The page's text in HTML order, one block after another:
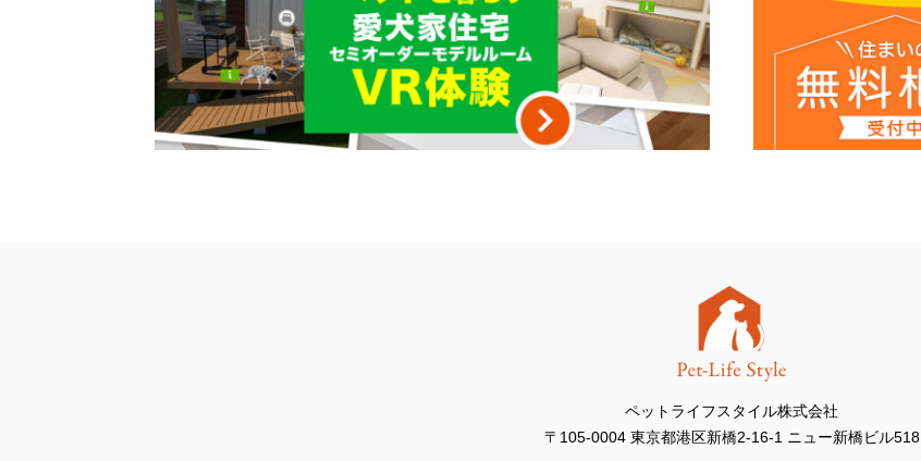
ペットライフスタイル株式会社
〒105-0004 東京都港区新橋2-16-1 ニュー新橋ビル518